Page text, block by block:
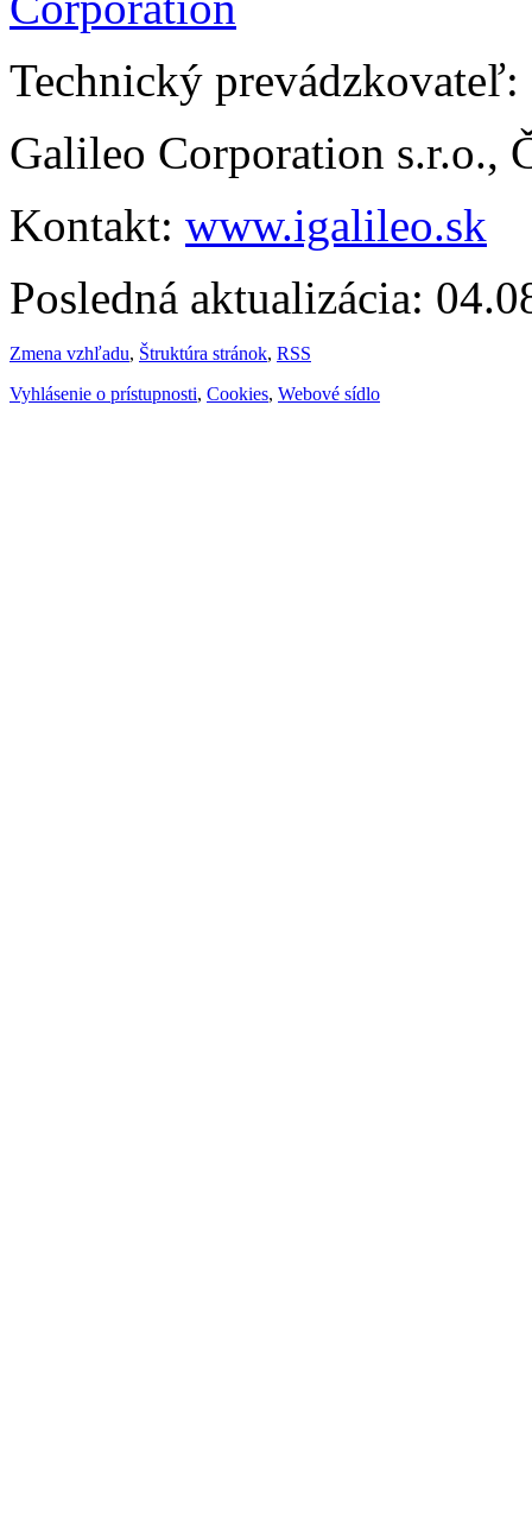
Technický prevádzkovateľ:
Galileo Corporation s.r.o.,
Kontakt: www.igalileo.sk
Posledná aktualizácia:
Zmena vzhľadu, Štruktúra stránok, RSS
Vyhlásenie o prístupnosti, Cookies, Webové sídlo